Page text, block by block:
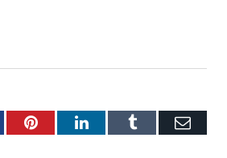
PinterestLinkedInTumblr E-